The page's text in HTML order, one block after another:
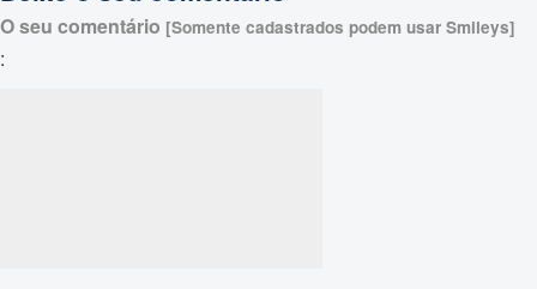
O seu comentário [Somente cadastrados podem usar Smileys]
: